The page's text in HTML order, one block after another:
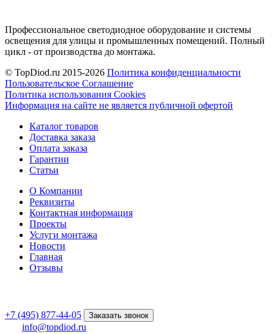
Профессиональное светодиодное оборудование и системы
освещения для улицы и промышленных помещений. Полный
цикл - от производства до монтажа.
© TopDiod.ru 2015-2026 Политика конфиденциальности
Пользовательское Соглашение
Политика использования Cookies
Информация на сайте не является публичной офертой
Каталог товаров
Доставка заказа
Оплата заказа
Гарантии
Статьи
О Компании
Реквизиты
Контактная информация
Проекты
Услуги монтажа
Новости
Главная
Отзывы
+7 (495) 877-44-05 Заказать звонок
info@topdiod.ru